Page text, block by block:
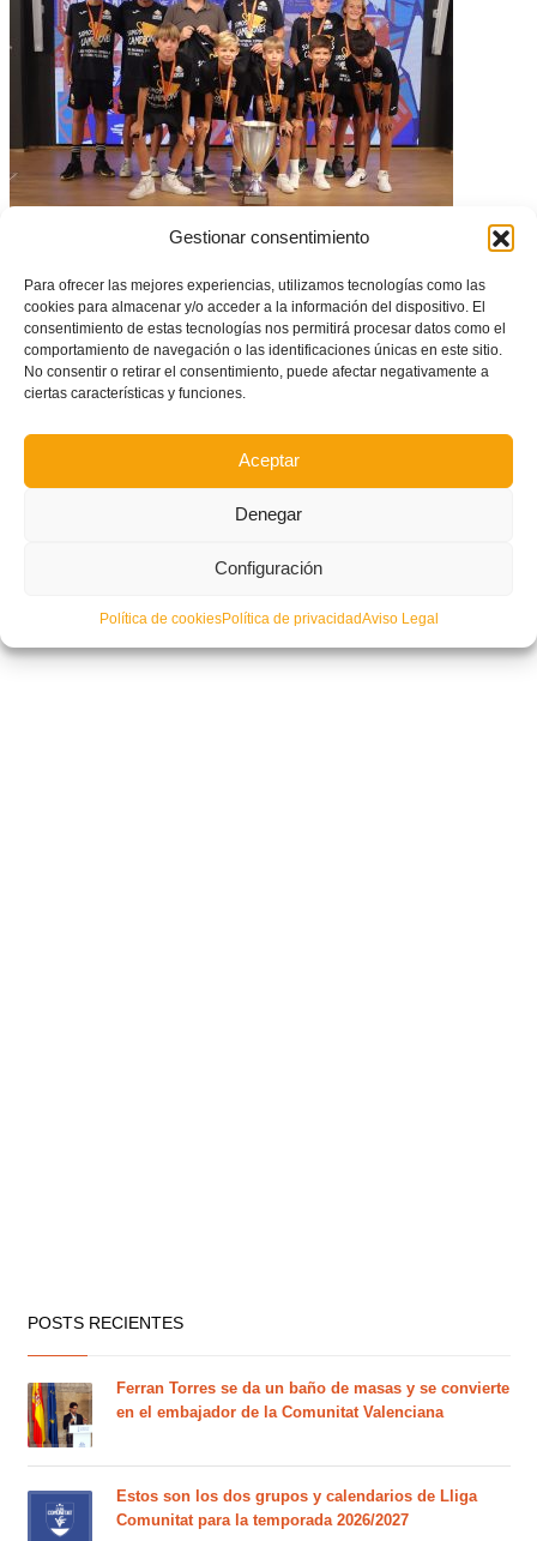
Gestionar consentimiento
Para ofrecer las mejores experiencias, utilizamos tecnologías como las
cookies para almacenar y/o acceder a la información del dispositivo. El
consentimiento de estas tecnologías nos permitirá procesar datos como el
comportamiento de navegación o las identificaciones únicas en este sitio.
No consentir o retirar el consentimiento, puede afectar negativamente a
ciertas características y funciones.
Aceptar
Denegar
Configuración
Política de cookiesPolítica de privacidadAviso Legal
El CD Spartan Beach Soccer, campeón nacional de clubes base, visita la
Planning de entrenamientos – Selecciones de Fútbol Sala
POSTS RECIENTES
Ferran Torres se da un baño de masas y se convierte
en el embajador de la Comunitat Valenciana
Estos son los dos grupos y calendarios de Lliga
Comunitat para la temporada 2026/2027